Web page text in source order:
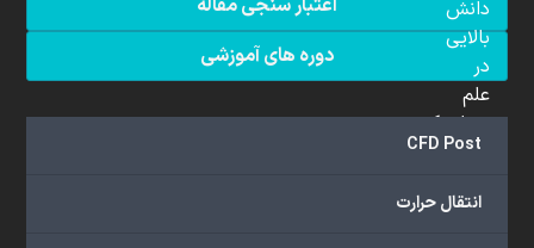
اعتبار سنجی مقاله
دوره های آموزشی
CFD Post
انتقال حرارت
دانش
بالایی
در
علم
دینامیک
سیالات
(CFD)